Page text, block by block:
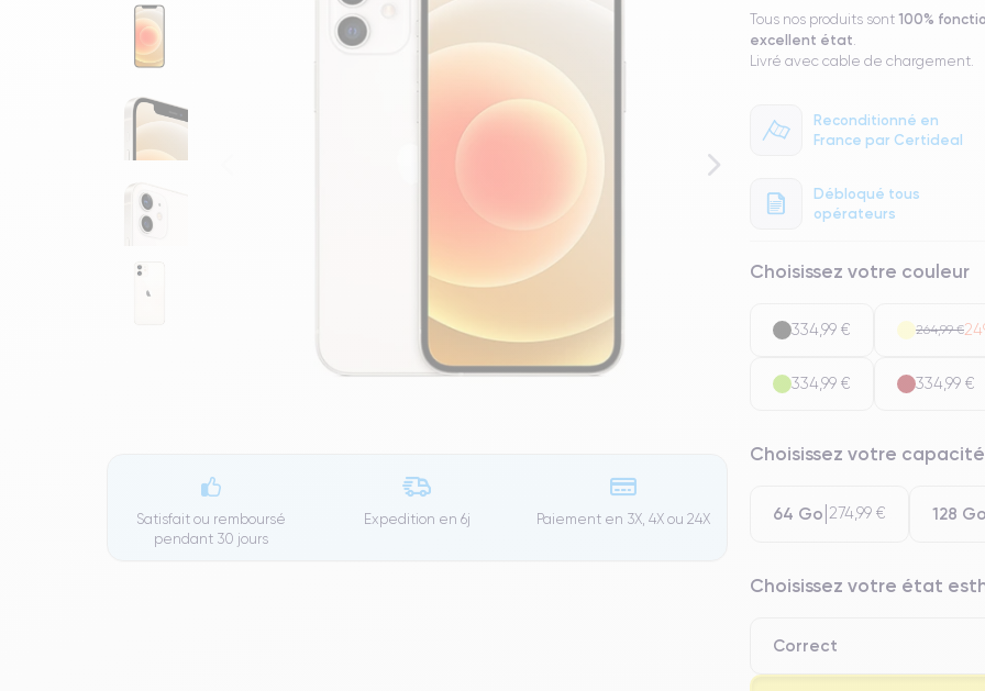
Satisfait ou remboursé
pendant 30 jours
Expedition en 6j Paiement en 3X, 4X ou 24X
Tous nos produits sont 100%
excellent état
Livré avec cable de chargement.
Reconditionné en
France par Certideal
Débloqué tous
opérateurs
Choisissez votre couleur
334,99 € 264,99 €
334,99 € 334,99 €
Choisissez votre capacité
64 Go 274,99 € 128 Go
Choisissez votre état
Correct